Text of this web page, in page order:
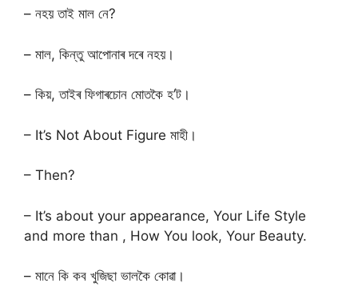
– নহয় তাই মাল নে?
– মাল, কিন্তু আপোনাৰ দৰে নহয়।
– কিয়, তাইৰ ফিগাৰচোন মোতকৈ হ’ট।
– It’s Not About Figure মাহী।
– Then?
– It’s about your appearance, Your Life Style
and more than , How You look, Your Beauty.
– মানে কি কব খুজিছা ভালকৈ কোৱা।